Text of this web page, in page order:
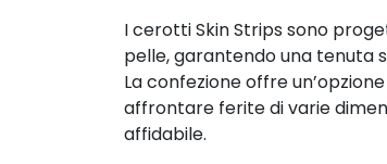
I cerotti Skin Strips sono
pelle, garantendo una tenuta
La confezione offre
affrontare ferite di varie
affidabile.